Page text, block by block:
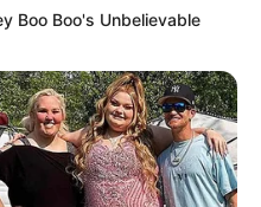
Boo Boo's Unbelievable